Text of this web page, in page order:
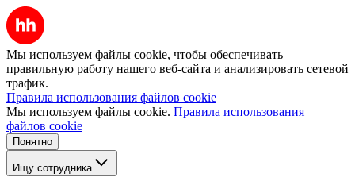
Мы используем файлы cookie, чтобы обеспечивать
правильную работу нашего веб-сайта и анализировать сетевой
трафик.
Правила использования файлов cookie
Мы используем файлы cookie. Правила использования
файлов cookie
Понятно
Ищу сотрудника